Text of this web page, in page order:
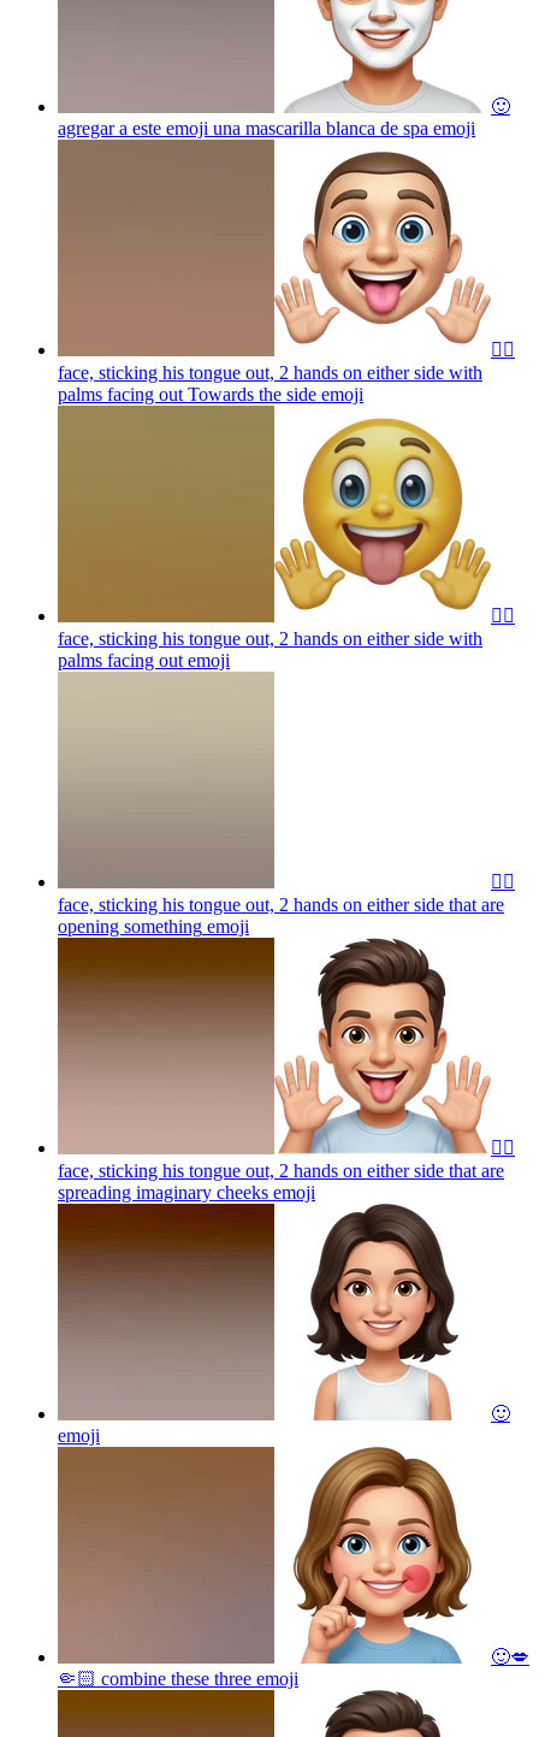
🙂
agregar a este emoji una mascarilla blanca de spa emoji
🙂‍↔️
face, sticking his tongue out, 2 hands on either side with
palms facing out Towards the side emoji
🙂‍↔️
face, sticking his tongue out, 2 hands on either side with
palms facing out emoji
🙂‍↔️
face, sticking his tongue out, 2 hands on either side that are
opening something emoji
🙂‍↔️
face, sticking his tongue out, 2 hands on either side that are
spreading imaginary cheeks emoji
🙂
emoji
🙂💋
🤏🏻 combine these three emoji